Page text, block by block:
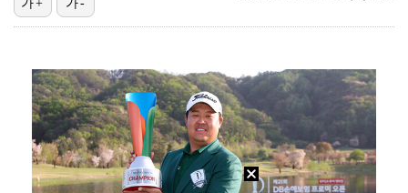
태국에서 새 도전 시작하는 박항서 감독 "원팀 만들어 …
대놓고 '심판 마사지'로 결재 받기도…최종 결재권자는 …
외신까지 퍼지고 있는 축구협회 성접대 논란…2002 한…
보스턴, 'KBO MVP' 페디 무너뜨리며 연장 13회…
'1라운드 115위' 김민별, 2라운드 7타 줄이며 7…
가+ 가-